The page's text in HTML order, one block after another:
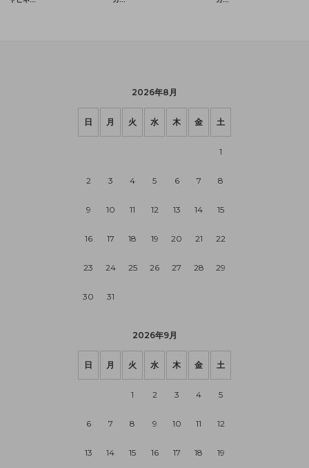
2026年8月
日 月 火 水 木 金 土
1
2 3 4 5 6 7 8
9 10 11 12 13 14 15
16 17 18 19 20 21 22
23 24 25 26 27 28 29
30 31
2026年9月
日 月 火 水 木 金 土
1 2 3 4 5
6 7 8 9 10 11 12
13 14 15 16 17 18 19